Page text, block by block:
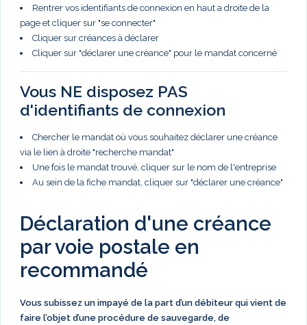
Rentrer vos identifiants de connexion en haut a droite de la
page et cliquer sur "se connecter"
Cliquer sur créances à déclarer
Cliquer sur "déclarer une créance" pour le mandat concerné
Vous NE disposez PAS
d'identifiants de connexion
Chercher le mandat où vous souhaitez déclarer une créance
via le lien à droite "recherche mandat"
Une fois le mandat trouvé, cliquer sur le nom de l'entreprise
Au sein de la fiche mandat, cliquer sur "déclarer une créance"
Déclaration d'une créance
par voie postale en
recommandé
Vous subissez un impayé de la part d’un débiteur qui vient de
faire l’objet d’une procédure de sauvegarde, de